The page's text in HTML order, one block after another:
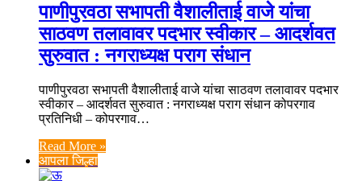
पाणीपुरवठा सभापती वैशालीताई वाजे यांचा
साठवण तलावावर पदभार स्वीकार – आदर्शवत
सुरुवात : नगराध्यक्ष पराग संधान
पाणीपुरवठा सभापती वैशालीताई वाजे यांचा साठवण तलावावर पदभार
स्वीकार – आदर्शवत सुरुवात : नगराध्यक्ष पराग संधान कोपरगाव
प्रतिनिधी – कोपरगाव…
Read More »
आपला जिल्हा